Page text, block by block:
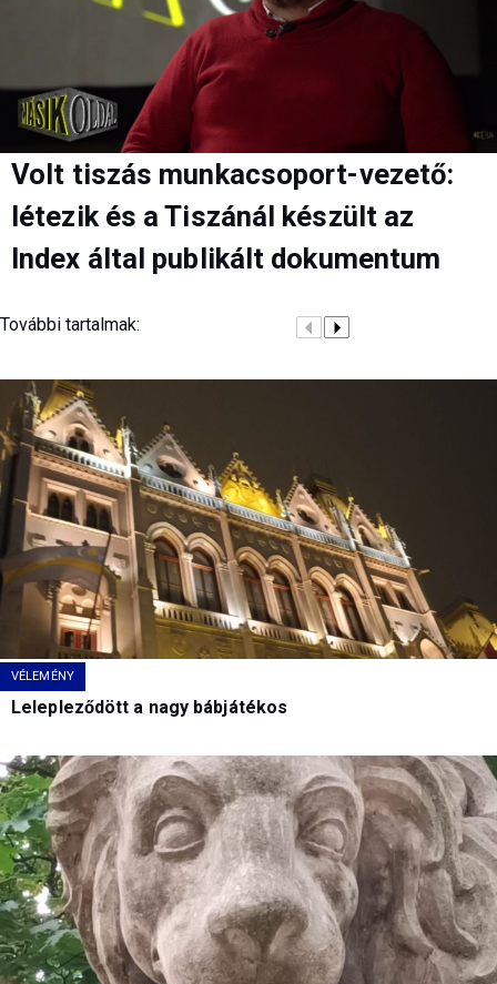
Volt tiszás munkacsoport-vezető:
létezik és a Tiszánál készült az
Index által publikált dokumentum
További tartalmak:
VÉLEMÉNY
Lelepleződött a nagy bábjátékos